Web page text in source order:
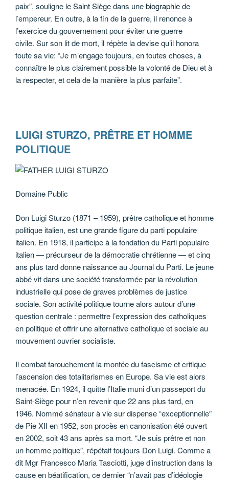
paix”, souligne le Saint Siège dans unebiographiede
l’empereur. En outre, à la fin de la guerre, il renonce à
l’exercice du gouvernement pour éviter une guerre
civile. Sur son lit de mort, il répète la devise qu’il honora
toute sa vie: “Je m’engage toujours, en toutes choses, à
connaître le plus clairement possible la volonté de Dieu et à
la respecter, et cela de la manière la plus parfaite”.
LUIGI STURZO, PRÊTRE ET HOMME
POLITIQUE
Domaine Public
Don Luigi Sturzo (1871 – 1959), prêtre catholique et homme
politique italien, est une grande figure du parti populaire
italien. En 1918, il participe à la fondation du Parti populaire
italien — précurseur de la démocratie chrétienne — et cinq
ans plus tard donne naissance au Journal du Parti. Le jeune
abbé vit dans une société transformée par la révolution
industrielle qui pose de graves problèmes de justice
sociale. Son activité politique tourne alors autour d’une
question centrale : permettre l’expression des catholiques
en politique et offrir une alternative catholique et sociale au
mouvement ouvrier socialiste.
Il combat farouchement la montée du fascisme et critique
l’ascension des totalitarismes en Europe. Sa vie est alors
menacée. En 1924, il quitte l’Italie muni d’un passeport du
Saint-Siège pour n’en revenir que 22 ans plus tard, en
1946. Nommé sénateur à vie sur dispense “exceptionnelle”
de Pie XII en 1952, son procès en canonisation été ouvert
en 2002, soit 43 ans après sa mort. “Je suis prêtre et non
un homme politique”, répétait toujours Don Luigi. Comme a
dit Mgr Francesco Maria Tasciotti, juge d’instruction dans la
cause en béatification, ce dernier “n’avait pas d’idéologie